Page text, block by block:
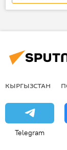
Общество
Тимур Сыдыков
Группа "Тумар"
КЫРГЫЗСТАН
Telegram